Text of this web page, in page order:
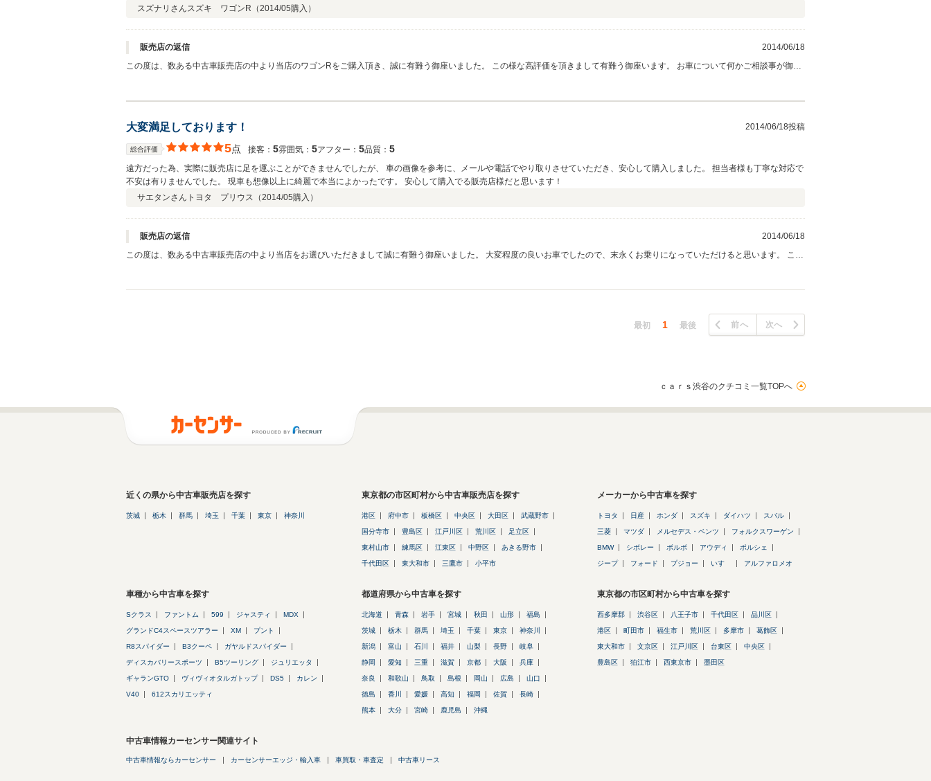
スズナリさんスズキ ワゴンR（2014/05購入）
販売店の返信
2014/06/18
この度は、数ある中古車販売店の中より当店のワゴンRをご購入頂き、誠に有難う御座いました。 この様な高評価を頂きまして有難う御座います。 お車について何かご相談事が御座
大変満足しております！ 2014/06/18投稿
総合評価 5点 接客： 5雰囲気： 5アフター： 5品質： 5
遠方だった為、実際に販売店に足を運ぶことができませんでしたが、 車の画像を参考に、メールや電話でやり取りさせていただき、安心して購入しました。 担当者様も丁寧な対応で
不安は有りませんでした。 現車も想像以上に綺麗で本当によかったです。 安心して購入でる販売店様だと思います！
サエタンさん トヨタ プリウス（2014/05購入）
販売店の返信
2014/06/18
この度は、数ある中古車販売店の中より当店をお選びいただきまして誠に有難う御座いました。 大変程度の良いお車でしたので、末永くお乗りになっていただけると思います。 この
最初 1 最後 前へ 次へ
ｃａｒｓ渋谷のクチコミ一覧TOPへ
近くの県から中古車販売店を探す
茨城 栃木 群馬 埼玉 千葉 東京 神奈川
東京都の市区町村から中古車販売店を探す
港区 府中市 板橋区 中央区 大田区 武蔵野市
国分寺市 豊島区 江戸川区 荒川区 足立区
東村山市 練馬区 江東区 中野区 あきる野市
千代田区 東大和市 三鷹市 小平市
メーカーから中古車を探す
トヨタ 日産 ホンダ スズキ ダイハツ スバル
三菱 マツダ メルセデス・ベンツ フォルクスワーゲン
BMW シボレー ボルボ アウディ ポルシェ
ジープ フォード プジョー いすゞ アルファロメオ
車種から中古車を探す
Sクラス ファントム 599 ジャスティ MDX
グランドC4スペースツアラー XM プント
R8スパイダー B3クーペ ガヤルドスパイダー
ディスカバリースポーツ B5ツーリング ジュリエッタ
ギャランGTO ヴィヴィオタルガトップ DS5 カレン
V40 612スカリエッティ
都道府県から中古車を探す
北海道 青森 岩手 宮城 秋田 山形 福島
茨城 栃木 群馬 埼玉 千葉 東京 神奈川
新潟 富山 石川 福井 山梨 長野 岐阜
静岡 愛知 三重 滋賀 京都 大阪 兵庫
奈良 和歌山 鳥取 島根 岡山 広島 山口
徳島 香川 愛媛 高知 福岡 佐賀 長崎
熊本 大分 宮崎 鹿児島 沖縄
東京都の市区町村から中古車を探す
西多摩郡 渋谷区 八王子市 千代田区 品川区
港区 町田市 福生市 荒川区 多摩市 葛飾区
東大和市 文京区 江戸川区 台東区 中央区
豊島区 狛江市 西東京市 墨田区
中古車情報カーセンサー関連サイト
中古車情報ならカーセンサー カーセンサーエッジ・輸入車 車買取・車査定 中古車リース